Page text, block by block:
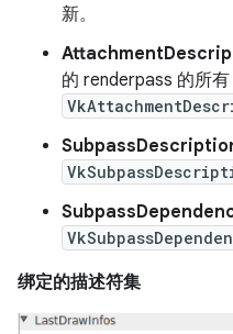
新。
的 renderpass 的所有
绑定的描述符集